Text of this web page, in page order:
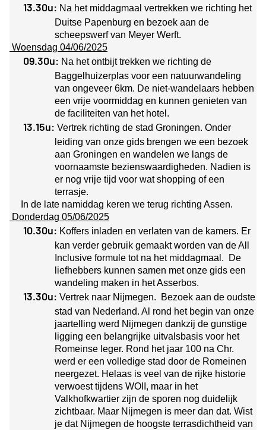
13.30u: Na het middagmaal vertrekken we richting het
Duitse Papenburg en bezoek aan de
scheepswerf van Meyer Werft.
Woensdag 04/06/2025
09.30u: Na het ontbijt trekken we richting de
Baggelhuizerplas voor een natuurwandeling
van ongeveer 6km. De niet-wandelaars hebben
een vrije voormiddag en kunnen genieten van
de faciliteiten van het hotel.
13.15u: Vertrek richting de stad Groningen. Onder
leiding van onze gids brengen we een bezoek
aan Groningen en wandelen we langs de
voornaamste bezienswaardigheden. Nadien is
er nog vrije tijd voor wat shopping of een
terrasje.
In de late namiddag keren we terug richting Assen.
Donderdag 05/06/2025
10.30u: Koffers inladen en verlaten van de kamers. Er
kan verder gebruik gemaakt worden van de All
Inclusive formule tot na het middagmaal. De
liefhebbers kunnen samen met onze gids een
wandeling maken in het Asserbos.
13.30u: Vertrek naar Nijmegen. Bezoek aan de oudste
stad van Nederland. Al rond het begin van onze
jaartelling werd Nijmegen dankzij de gunstige
ligging een belangrijke uitvalsbasis voor het
Romeinse leger. Rond het jaar 100 na Chr.
werd er een volledige stad door de Romeinen
neergezet. Helaas is veel van de rijke historie
verwoest tijdens WOII, maar in het
Valkhofkwartier zijn de sporen nog duidelijk
zichtbaar. Maar Nijmegen is meer dan dat. Wist
je dat Nijmegen de hoogste terrasdichtheid van